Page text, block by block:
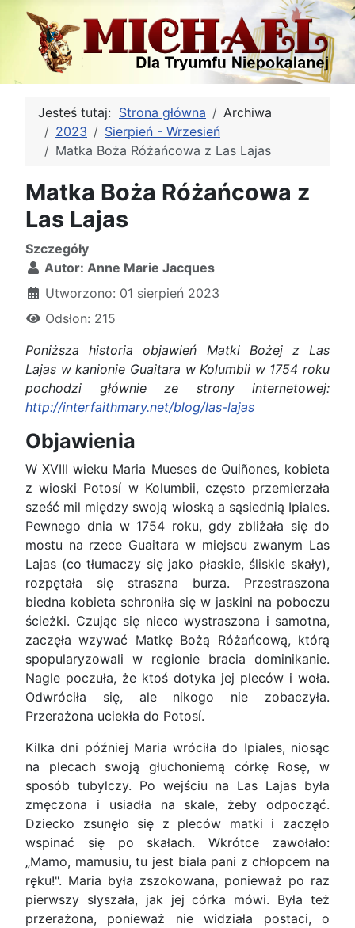
Jesteś tutaj: Strona główna
Archiwa
2023
Sierpień - Wrzesień
Matka Boża Różańcowa z Las Lajas
Matka Boża Różańcowa z
Las Lajas
Szczegóły
Autor: Anne Marie Jacques
Utworzono: 01 sierpień 2023
Odsłon: 215
Poniższa historia objawień Matki Bożej z Las
Lajas w kanionie Guaitara w Kolumbii w 1754 roku
pochodzi głównie ze strony internetowej:
http://interfaithmary.net/blog/las-lajas
Objawienia
W XVIII wieku Maria Mueses de Quiñones, kobieta
z wioski Potosí w Kolumbii, często przemierzała
sześć mil między swoją wioską a sąsiednią Ipiales.
Pewnego dnia w 1754 roku, gdy zbliżała się do
mostu na rzece Guaitara w miejscu zwanym Las
Lajas (co tłumaczy się jako płaskie, śliskie skały),
rozpętała się straszna burza. Przestraszona
biedna kobieta schroniła się w jaskini na poboczu
ścieżki. Czując się nieco wystraszona i samotna,
zaczęła wzywać Matkę Bożą Różańcową, którą
spopularyzowali w regionie bracia dominikanie.
Nagle poczuła, że ktoś dotyka jej pleców i woła.
Odwróciła się, ale nikogo nie zobaczyła.
Przerażona uciekła do Potosí.
Kilka dni później Maria wróciła do Ipiales, niosąc
na plecach swoją głuchoniemą córkę Rosę, w
sposób tubylczy. Po wejściu na Las Lajas była
zmęczona i usiadła na skale, żeby odpocząć.
Dziecko zsunęło się z pleców matki i zaczęło
wspinać się po skałach. Wkrótce zawołało:
„Mamo, mamusiu, tu jest biała pani z chłopcem na
ręku!". Maria była zszokowana, ponieważ po raz
pierwszy słyszała, jak jej córka mówi. Była też
przerażona, ponieważ nie widziała postaci, o